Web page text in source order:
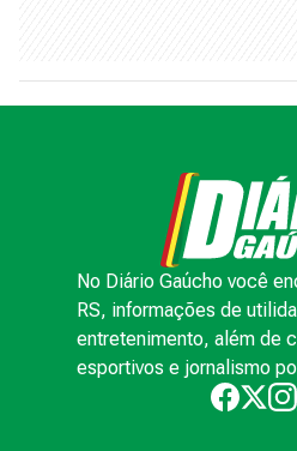
No Diário Gaúcho você
RS, informações de
entretenimento, além de
esportivos e jornalismo